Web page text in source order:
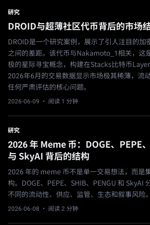
研究
DROID与超薄社区代币背后的市场
DROID是一个研究案例，展示了引人注目的加
之间的差距。该代币与Nakamoto_1相关，这
极的星际寻宝概念，构建在Stacks比特币
2026年6月的交易数据显示市场极其稀薄，流
任何严肃评估的核心问题。
2026-06-09 · 阅读 1 分钟
研究
2026 年 Meme 币：DOGE、PEPE
与 SkyAI 背后的结构
2026 年的 meme 币不是单一交易想法，而是
构。DOGE、PEPE、SHIB、PENGU 和 SkyAI
不同的流动性、供应、监管、生态和叙事风险。
2026-06-08 · 阅读 2 分钟